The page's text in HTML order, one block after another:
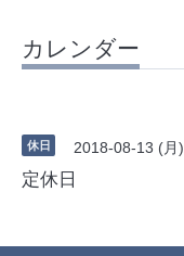
カレンダー
休日 2018-08-13 (月)
定休日